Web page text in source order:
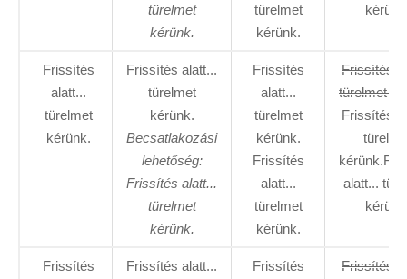
türelmet
kérünk.
türelmet
kérünk.
Frissítés
alatt...
türelmet
kérünk.
Frissítés alatt...
türelmet
kérünk.
Becsatlakozási
lehetőség:
Frissítés alatt...
türelmet
kérünk.
Frissítés
alatt...
türelmet
kérünk.
Frissítés
alatt...
türelmet
kérünk.
Frissítés
türelmet
Frissítés
alatt...
Frissítés
Frissítés alatt...
Frissítés
Frissítés